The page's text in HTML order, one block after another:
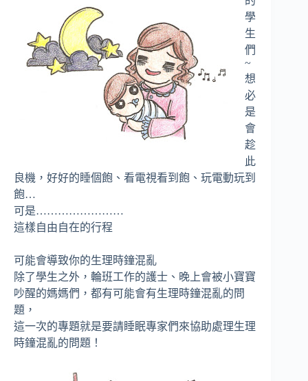
學
生
們
~
想
必
是
會
趁
此
良機，好好的睡個飽、看電視看到飽、玩電動玩到
飽…
可是……………………
這樣自由自在的行程
可能會導致你的生理時鐘混亂
除了學生之外，輪班工作的護士、晚上會被小寶寶
吵醒的媽媽們，都有可能會有生理時鐘混亂的問
題，
這一次的專題就是要請睡眠專家們來協助處理生理
時鐘混亂的問題！